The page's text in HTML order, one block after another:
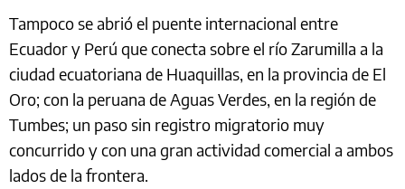
Tampoco se abrió el puente internacional entre
Ecuador y Perú que conecta sobre el río Zarumilla a la
ciudad ecuatoriana de Huaquillas, en la provincia de El
Oro; con la peruana de Aguas Verdes, en la región de
Tumbes; un paso sin registro migratorio muy
concurrido y con una gran actividad comercial a ambos
lados de la frontera.